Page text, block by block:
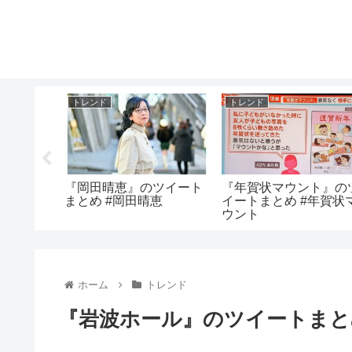
トレンド
『岡田晴恵』のツイート
まとめ #岡田晴恵
トレンド
『年賀状マウント』の
イートまとめ #年賀状
ウント
ホーム トレンド
『岩波ホール』のツイートま